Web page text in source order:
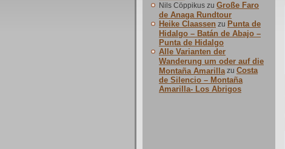
Nils Cöppikus zu Große Faro
de Anaga Rundtour
Heike Claassen zu Punta de
Hidalgo – Batán de Abajo –
Punta de Hidalgo
Alle Varianten der
Wanderung um oder auf die
Montaña Amarilla zu Costa
de Silencio – Montaña
Amarilla- Los Abrigos